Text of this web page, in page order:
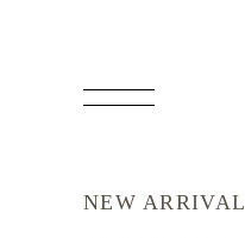
NEW ARRIVAL